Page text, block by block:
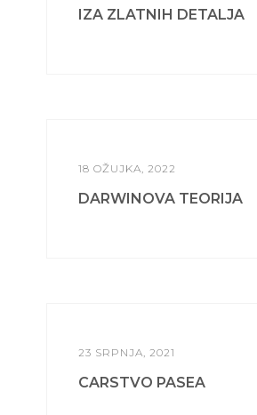
IZA ZLATNIH DETALJA
18 OŽUJKA, 2022
DARWINOVA TEORIJA
23 SRPNJA, 2021
CARSTVO PASEA